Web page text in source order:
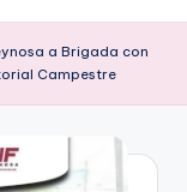
a Brigada con
Campestre